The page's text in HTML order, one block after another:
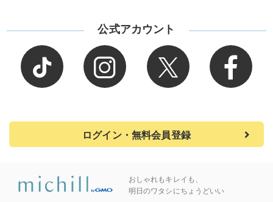
公式アカウント
ログイン・無料会員登録
おしゃれもキレイも、
明日のワタシにちょうどいい